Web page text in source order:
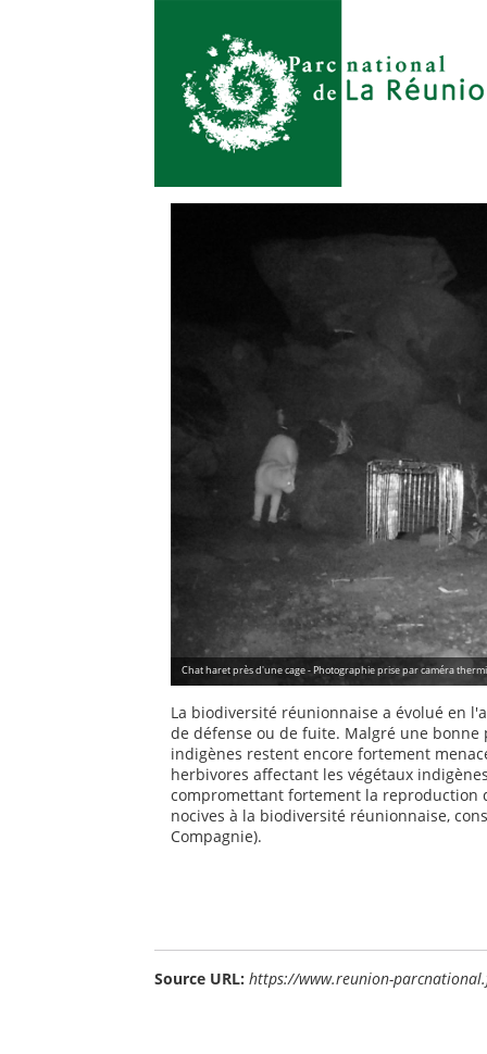
Chat haret près d'une cage - Photographie prise par caméra
La biodiversité réunionnaise a évolué en
de défense ou de fuite. Malgré une bonne
indigènes restent encore fortement
herbivores affectant les végétaux
compromettant fortement la reproduction
nocives à la biodiversité réunionnaise,
Compagnie).
Source URL: https://www.reunion-